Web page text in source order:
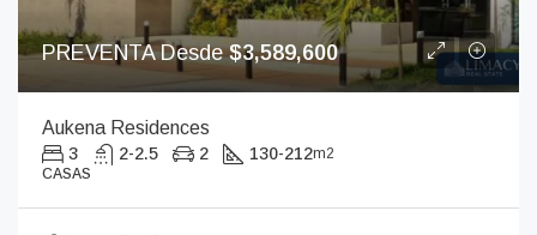
PREVENTA Desde$3,589,600
Aukena Residences
3 2-2.5 2 130-212m2
CASAS